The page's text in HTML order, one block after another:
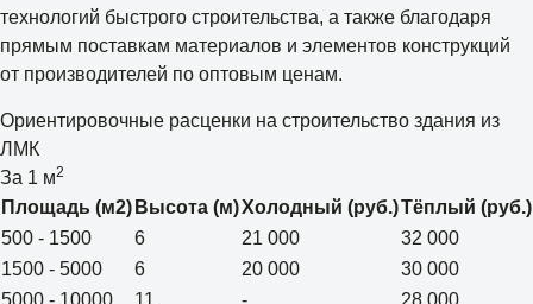
технологий быстрого строительства, а также благодаря
прямым поставкам материалов и элементов конструкций
от производителей по оптовым ценам.
Ориентировочные расценки на строительство здания из
ЛМК
За 1 м2
Площадь (м2) Высота (м)Холодный (руб.)Тёплый (руб.)
500 - 1500
6 21 000
32 000
1500 - 5000
6 20 000
30 000
5000 - 10000
11 -
28 000